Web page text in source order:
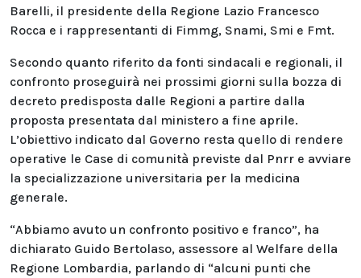
Barelli, il presidente della Regione Lazio Francesco
Rocca e i rappresentanti di Fimmg, Snami, Smi e Fmt.
Secondo quanto riferito da fonti sindacali e regionali, il
confronto proseguirà nei prossimi giorni sulla bozza di
decreto predisposta dalle Regioni a partire dalla
proposta presentata dal ministero a fine aprile.
L’obiettivo indicato dal Governo resta quello di rendere
operative le Case di comunità previste dal Pnrr e avviare
la specializzazione universitaria per la medicina
generale.
“Abbiamo avuto un confronto positivo e franco”, ha
dichiarato Guido Bertolaso, assessore al Welfare della
Regione Lombardia, parlando di “alcuni punti che